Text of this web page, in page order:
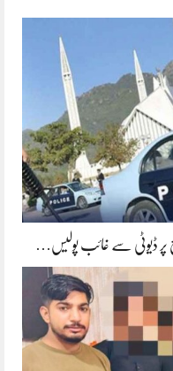
پر ڈیوٹی سے غائب پولیس…